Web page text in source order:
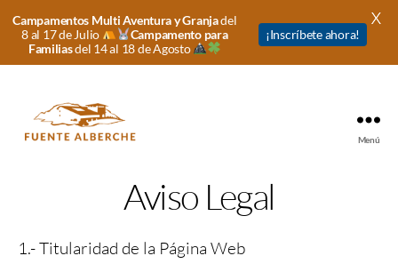
Menú
Aviso Legal
1.- Titularidad de la Página Web
Campamentos Multi Aventura y Granjadel
8 al 17 de Julio
Campamento para
Familiasdel 14 al 18 de Agosto
¡Inscríbete ahora!
X